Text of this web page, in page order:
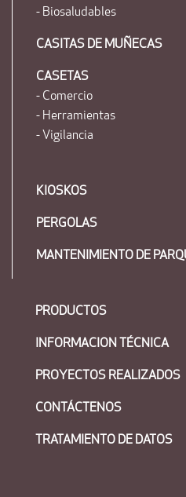
- Biosaludables
CASITAS DE MUÑECAS
CASETAS
- Comercio
- Herramientas
- Vigilancia
KIOSKOS
PERGOLAS
MANTENIMIENTO DE
PRODUCTOS
INFORMACION TÉCNICA
PROYECTOS REALIZADOS
CONTÁCTENOS
TRATAMIENTO DE DATOS